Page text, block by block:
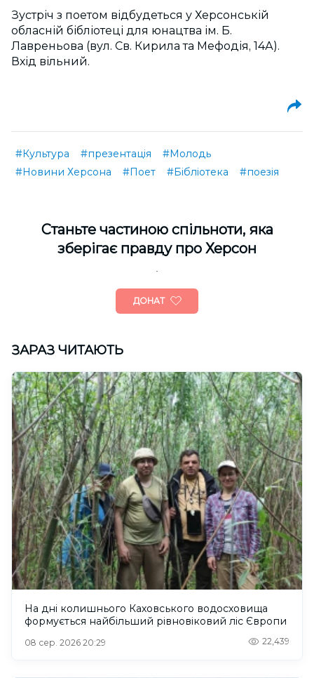
Зустріч з поетом відбудеться у Херсонській
обласній бібліотеці для юнацтва ім. Б.
Лавреньова (вул. Св. Кирила та Мефодія, 14А).
Вхід вільний.
#Культура #презентація
#Молодь
#Новини Херсона
#Поет #Бібліотека #поезія
Cтаньте частиною спільноти, яка
зберігає правду про Херсон
ДОНАТ
ЗАРАЗ ЧИТАЮТЬ
На дні колишнього Каховського водосховища
формується найбільший рівновіковий ліс Європи
08 сер. 2026 20:29 22,439